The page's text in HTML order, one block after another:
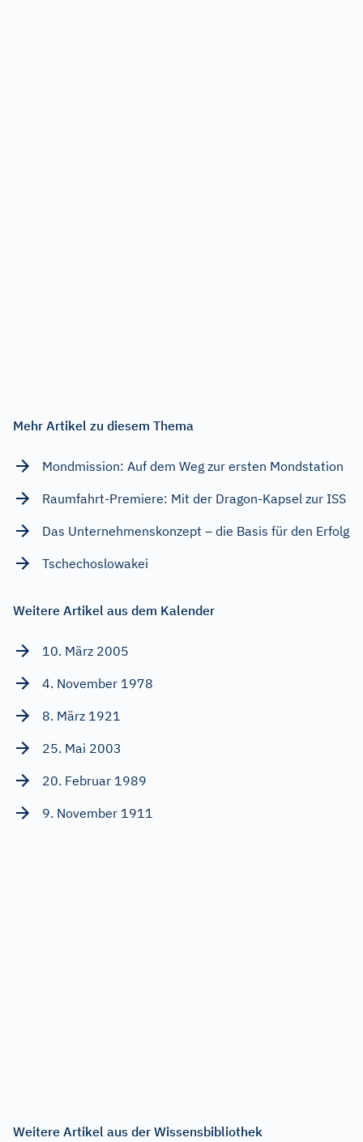
Mehr Artikel zu diesem Thema
Mondmission: Auf dem Weg zur ersten Mondstation
Raumfahrt-Premiere: Mit der Dragon-Kapsel zur ISS
Das Unternehmenskonzept – die Basis für den Erfolg
Tschechoslowakei
Weitere Artikel aus dem Kalender
10. März 2005
4. November 1978
8. März 1921
25. Mai 2003
20. Februar 1989
9. November 1911
Weitere Artikel aus der Wissensbibliothek